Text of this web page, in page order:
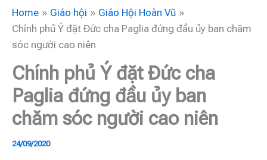
Home Giáo hội
Giáo Hội Hoàn Vũ
Chính phủ Ý đặt Đức cha Paglia đứng đầu ủy ban chăm
sóc người cao niên
Chính phủ Ý đặt Đức cha
Paglia đứng đầu ủy ban
chăm sóc người cao niên
24/09/2020